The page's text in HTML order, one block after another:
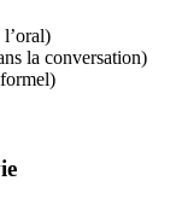
la conversation)